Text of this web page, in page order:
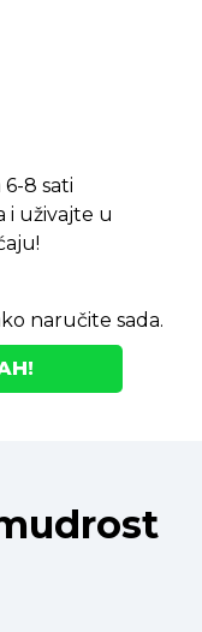
8 sati
i uživajte u
naručite sada.